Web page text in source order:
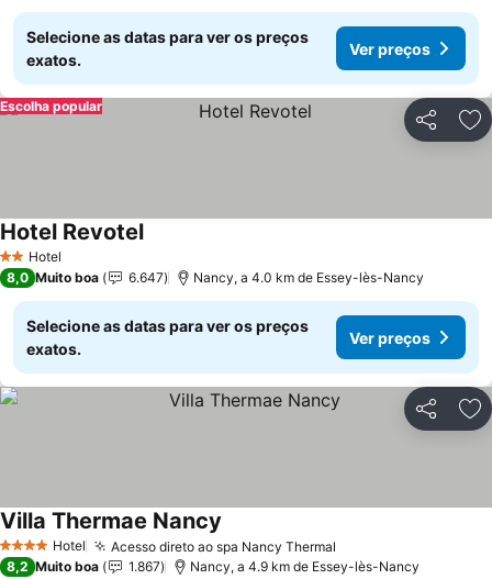
Selecione as datas para ver os preços
exatos.
Ver preços
Partilhar
Escolha popular
2 Estrelas
Hotel
Hotel RevotelVer preços
8,0 Muito boa 6.647 Nancy, a 4.0 km de Essey-lès-Nancy
Selecione as datas para ver os preços
exatos.
Ver preços
Partilhar
4 EstrelasHotel Acesso direto ao spa Nancy Thermal
Villa Thermae Nancy
8,2 Muito boa 1.867 Nancy, a 4.9 km de Essey-lès-Nancy